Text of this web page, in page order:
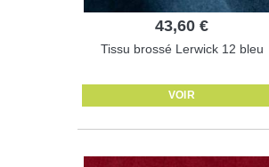
43,60 €
Tissu brossé Lerwick 12 bleu
VOIR